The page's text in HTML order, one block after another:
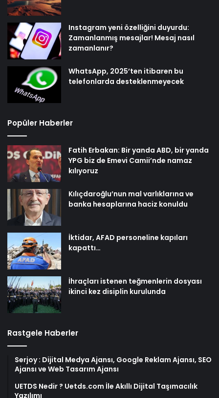
Instagram yeni özelliğini duyurdu:
Zamanlanmış mesajlar! Mesaj nasıl
zamanlanır?
WhatsApp, 2025’ten itibaren bu
telefonlarda desteklenmeyecek
Popüler Haberler
Fatih Erbakan: Bir yanda ABD, bir yanda
YPG biz de Emevi Camii’nde namaz
kılıyoruz
Kılıçdaroğlu’nun mal varlıklarına ve
banka hesaplarına haciz konuldu
İktidar, AFAD personeline kapıları
kapattı…
İhraçları istenen teğmenlerin dosyası
ikinci kez disiplin kurulunda
Rastgele Haberler
Serjoy : Dijital Medya Ajansı, Google Reklam Ajansı, SEO
Ajansı ve Web Tasarım Ajansı
UETDS Nedir ? Uetds.com İle Akıllı Dijital Taşımacılık
Yazılımı